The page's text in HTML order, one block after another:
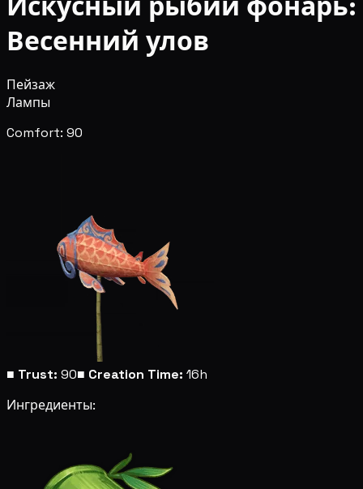
Искусный рыбий фонарь:
Весенний улов
Пейзаж
Лампы
Comfort: 90
■ Trust: 90■ Creation Time: 16h
Ингредиенты: